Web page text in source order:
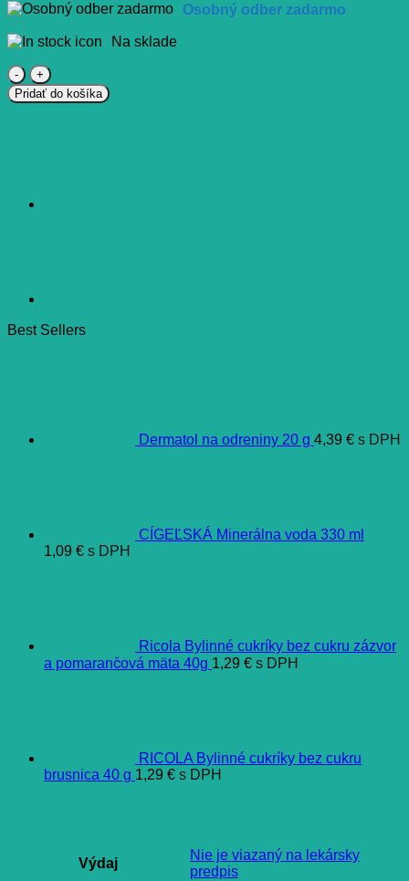
Osobný odber zadarmo
Na sklade
množstvo
Biela
perla
250
Pridať do košíka
Best Sellers
Dermatol na odreniny 20 g 4,39 € s DPH
CÍGEĽSKÁ Minerálna voda 330 ml
1,09 € s DPH
Ricola Bylinné cukríky bez cukru zázvor
a pomarančová mäta 40g 1,29 € s DPH
RICOLA Bylinné cukríky bez cukru
brusnica 40 g 1,29 € s DPH
Výdaj
Nie je viazaný na lekársky
predpis